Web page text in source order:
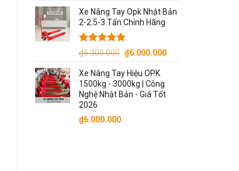
Model AC50 số lượng
Xe Nâng Tay Opk Nhật Bản
2-2.5-3 Tấn Chính Hãng
Được xếp
5 sao
₫6.300.000 Giá
là:
₫6.300.000.
₫6.000.000Giá
₫6.000.000.
Xe Nâng Tay Hiệu OPK
1500kg - 3000kg | Công
Nghệ Nhật Bản - Giá Tốt
2026
₫6.000.000